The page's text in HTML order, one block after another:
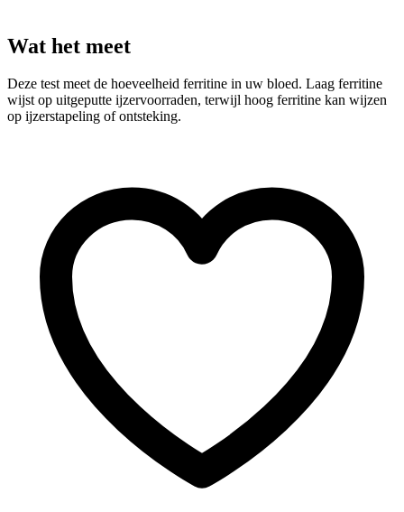
Wat het meet
Deze test meet de hoeveelheid ferritine in uw bloed. Laag ferritine
wijst op uitgeputte ijzervoorraden, terwijl hoog ferritine kan wijzen
op ijzerstapeling of ontsteking.